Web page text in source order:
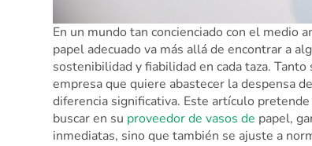
En un mundo tan concienciado con el medio
papel adecuado va más allá de encontrar a
sostenibilidad y fiabilidad en cada taza.
empresa que quiere abastecer la despensa
diferencia significativa. Este artículo
buscar en su proveedor de vasos de papel,
inmediatas, sino que también se ajuste a